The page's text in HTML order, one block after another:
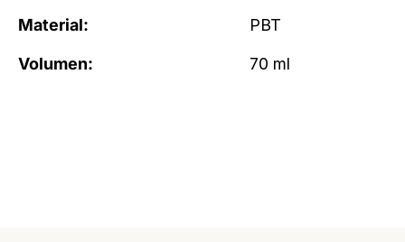
Material: PBT
Volumen: 70 ml